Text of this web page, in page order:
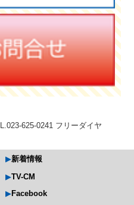
625-0241 フリーダイヤ
新着情報
TV-CM
Facebook